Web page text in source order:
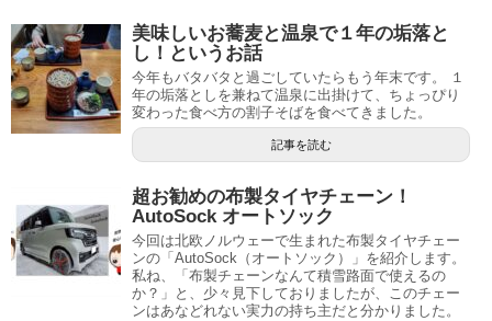
美味しいお蕎麦と温泉で１年の垢落と
し！というお話
今年もバタバタと過ごしていたらもう年末です。 １
年の垢落としを兼ねて温泉に出掛けて、ちょっぴり
変わった食べ方の割子そばを食べてきました。
記事を読む
超お勧めの布製タイヤチェーン！
AutoSock オートソック
今回は北欧ノルウェーで生まれた布製タイヤチェー
ンの「AutoSock（オートソック）」を紹介します。
私ね、「布製チェーンなんて積雪路面で使えるの
か？」と、少々見下しておりましたが、このチェー
ンはあなどれない実力の持ち主だと分かりました。